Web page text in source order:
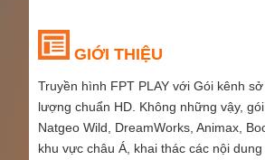
GIỚI THIỆU
Truyền hình FPT PLAY với Gói kênh
lượng chuẩn HD. Không những vậy,
Natgeo Wild, DreamWorks, Animax,
khu vực châu Á, khai thác các nội